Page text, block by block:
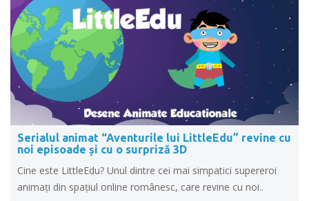
Serialul animat “Aventurile lui LittleEdu” revine cu
noi episoade și cu o surpriză 3D
Cine este LittleEdu? Unul dintre cei mai simpatici supereroi
animați din spațiul online românesc, care revine cu noi..